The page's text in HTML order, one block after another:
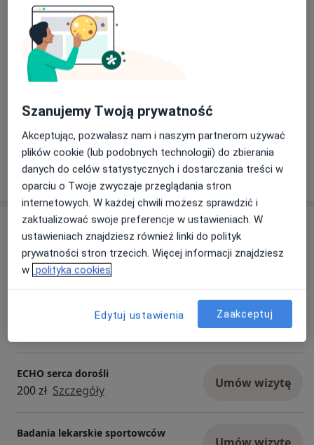
Biegle posługuję się językiem angielskim.
Zobacz galerię (3)
Pokaż więcejo doświadczeniu
Usługi i ceny
Konsultacja kardiologiczna
Od 250 zł Szczegóły Umów wizytę
Konsultacja lekarza sportowego
Umów wizytę
ECHO serca dorośli
200 zł Szczegóły Umów wizytę
Badania lekarskie sportowców
Szanujemy Twoją prywatność
Akceptując, pozwalasz nam i naszym partnerom używać
plików cookie (lub podobnych technologii) do zbierania
danych do celów statystycznych i dostarczania treści w
oparciu o Twoje zwyczaje przeglądania stron
internetowych. W każdej chwili możesz sprawdzić i
zaktualizować swoje preferencje w ustawieniach. W
ustawieniach znajdziesz również linki do polityk
prywatności stron trzecich. Więcej informacji znajdziesz
w polityka cookies
Edytuj ustawienia Zaakceptuj